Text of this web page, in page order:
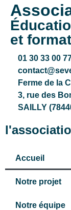
et
01 30 33 00
Ferme de la
3, rue des
SAILLY
Accueil
Notre projet
Notre équipe